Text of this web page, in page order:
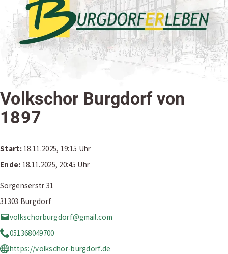
Volkschor Burgdorf von
1897
Start: 18.11.2025, 19:15 Uhr
Ende: 18.11.2025, 20:45 Uhr
Sorgenserstr 31
31303 Burgdorf
volkschorburgdorf@gmail.com
051368049700
https://volkschor-burgdorf.de